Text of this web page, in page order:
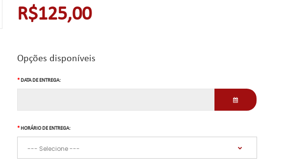
R$125,00
Opções disponíveis
DATA DE ENTREGA:
HORÁRIO DE ENTREGA: